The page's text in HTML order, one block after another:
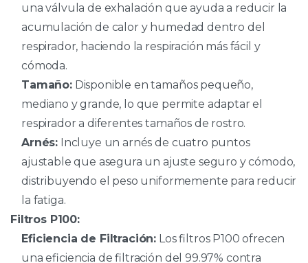
una válvula de exhalación que ayuda a reducir la
acumulación de calor y humedad dentro del
respirador, haciendo la respiración más fácil y
cómoda.
Tamaño:Disponible en tamaños pequeño,
mediano y grande, lo que permite adaptar el
respirador a diferentes tamaños de rostro.
Arnés: Incluye un arnés de cuatro puntos
ajustable que asegura un ajuste seguro y cómodo,
distribuyendo el peso uniformemente para reducir
la fatiga.
Filtros P100:
Eficiencia de Filtración: Los filtros P100 ofrecen
una eficiencia de filtración del 99.97% contra